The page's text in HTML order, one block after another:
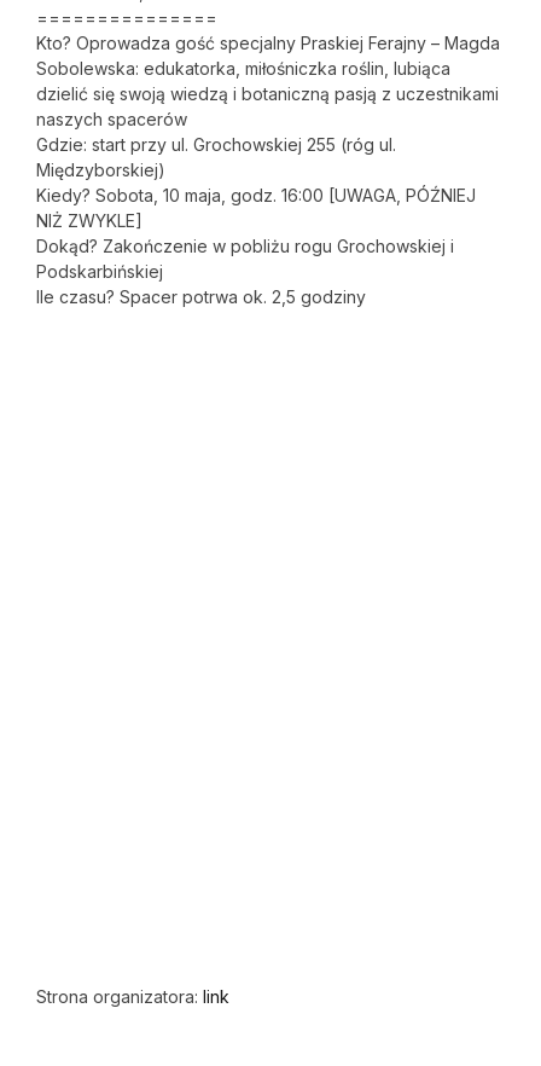
===============
Kto? Oprowadza gość specjalny Praskiej Ferajny – Magda
Sobolewska: edukatorka, miłośniczka roślin, lubiąca
dzielić się swoją wiedzą i botaniczną pasją z uczestnikami
naszych spacerów
Gdzie: start przy ul. Grochowskiej 255 (róg ul.
Międzyborskiej)
Kiedy? Sobota, 10 maja, godz. 16:00 [UWAGA, PÓŹNIEJ
NIŻ ZWYKLE]
Dokąd? Zakończenie w pobliżu rogu Grochowskiej i
Podskarbińskiej
Ile czasu? Spacer potrwa ok. 2,5 godziny
Strona organizatora: link